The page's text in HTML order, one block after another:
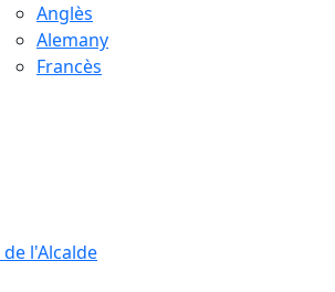
Anglès
Alemany
Francès
l'Alcalde